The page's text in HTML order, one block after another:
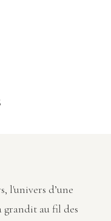
l'univers d’une
grandit au fil des